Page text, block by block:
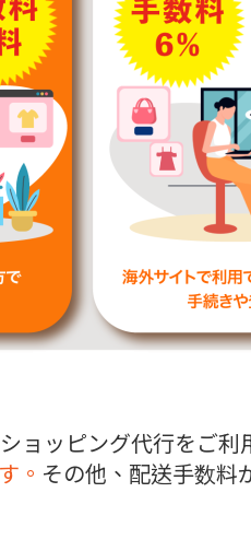
ョッピング代行をご利
。 その他、配送手数